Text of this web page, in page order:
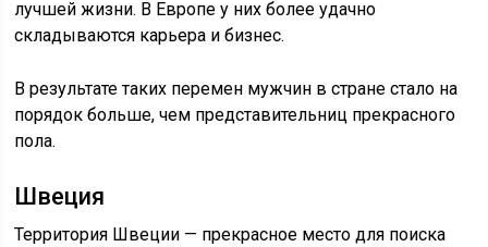
лучшей жизни. В Европе у них более удачно
складываются карьера и бизнес.
В результате таких перемен мужчин в стране стало на
порядок больше, чем представительниц прекрасного
пола.
Швеция
Территория Швеции — прекрасное место для поиска